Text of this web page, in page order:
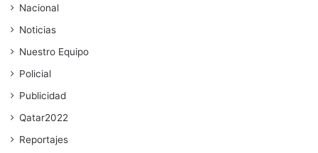
Nacional
Noticias
Nuestro Equipo
Policial
Publicidad
Qatar2022
Reportajes